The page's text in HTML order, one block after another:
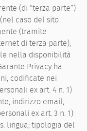
(di “terza parte”)
caso del sito
(tramite
di terza parte),
nella disponibilità
Privacy ha
codificate nei
ex art. 4 n. 1)
indirizzo email;
ex art. 3 n. 1)
lingua; tipologia del